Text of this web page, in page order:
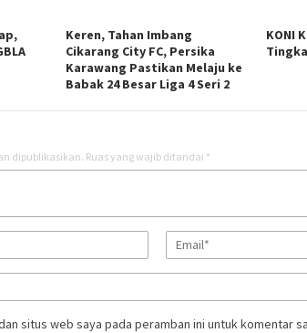
Keren, Tahan Imbang
Cikarang City FC, Persika
Karawang Pastikan Melaju ke
Babak 24 Besar Liga 4 Seri 2
KONI
dipublikasikan. Ruas yang wajib ditandai *
situs web saya pada peramban ini untuk komentar